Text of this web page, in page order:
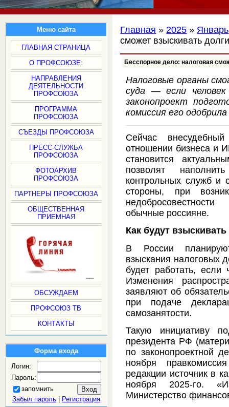
Меню сайта
ГЛАВНАЯ СТРАНИЦА
О ПРОФСОЮЗЕ:
НАПРАВЛЕНИЯ
ДЕЯТЕЛЬНОСТИ
ПРОФСОЮЗА
ПРОГРАММА
ПРОФСОЮЗА
СЪЕЗДЫ ПРОФСОЮЗА
ПРЕСС-СЛУЖБА
ПРОФСОЮЗА
ФОТОАРХИВ
ПРОФСОЮЗА
ПАРТНЕРЫ ПРОФСОЮЗА
ОБЩЕСТВЕННАЯ
ПРИЕМНАЯ
ОБСУЖДАЕМ
ПРОФСОЮЗ ТВ
КОНТАКТЫ
Форма входа
Логин:
Пароль:
запомнить
Забыл пароль| Регистрация
Главная »2025 » Январь
сможет взыскивать
Бесспорное дело: налоговая
Налоговые органы
суда — если человек
законопроект
комиссия его
Сейчас
отношении бизнеса и
становится
позволят
контрольных служб и
стороны, при
обычные россияне.
Как будут
В России
взыскания налоговых
будет работать, если
Изменения
заявляют об
при подаче
самозанятости.
Такую инициативу
президента РФ
по законопроектной
ноября
редакции источник в
ноября 2025-го.
Министерство